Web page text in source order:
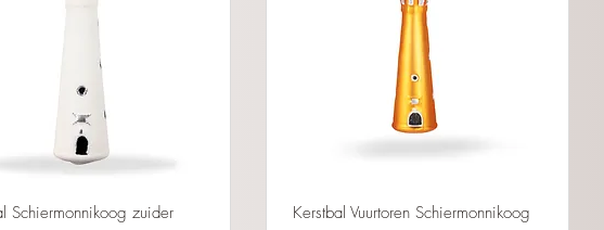
Snel overzicht
Schiermonnikoog zuider
Snel overzicht
Kerstbal Vuurtoren Schiermonnikoog